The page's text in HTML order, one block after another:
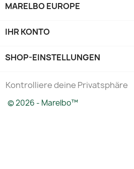
MARELBO EUROPE
IHR KONTO
SHOP-EINSTELLUNGEN
Kontrolliere deine Privatsphäre
© 2026 - Marelbo™